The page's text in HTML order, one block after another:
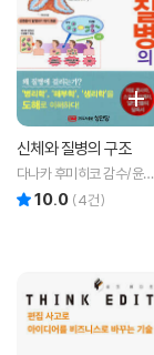
신체와 질병의 구조
다나카 후미히코 감수/윤관
현 편역/김희성 역
10.0 (4건)